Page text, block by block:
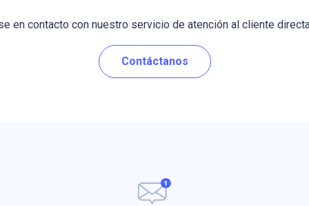
en contacto con nuestro servicio de atención al cliente
Contáctanos